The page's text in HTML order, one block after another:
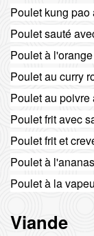
Poulet kung
Poulet sauté
Poulet à l'orange
Poulet au curry
Poulet au
Poulet frit avec
Poulet frit et
Poulet à l'ananas
Poulet à la
Viande